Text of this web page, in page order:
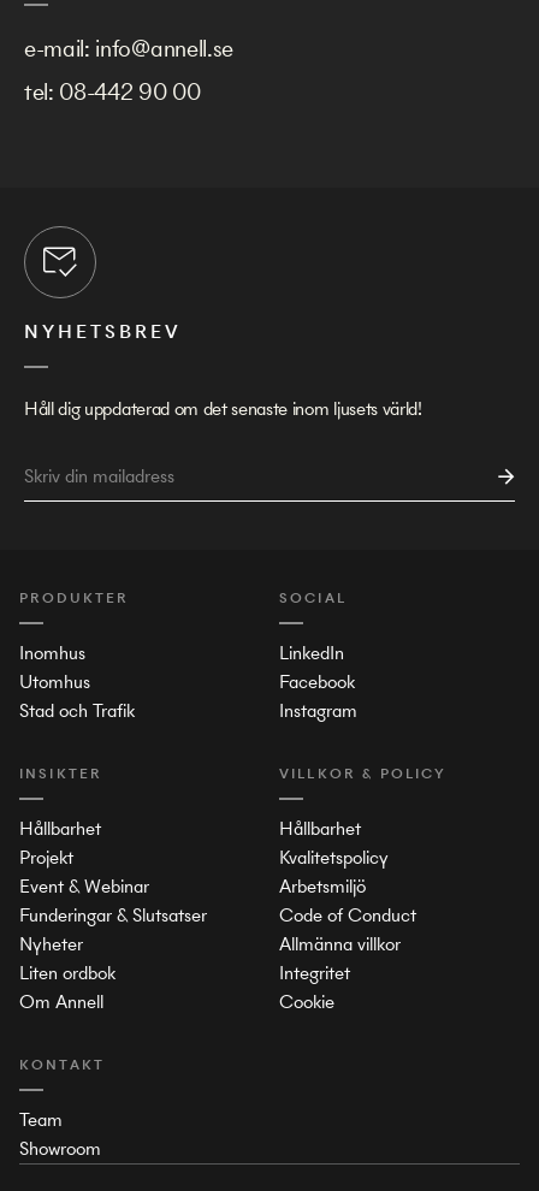
e-mail: info@annell.se
tel: 08-442 90 00
NYHETSBREV
Håll dig uppdaterad om det senaste inom ljusets värld!
PRODUKTER
Inomhus
Utomhus
Stad och Trafik
INSIKTER
Hållbarhet
Projekt
Event & Webinar
Funderingar & Slutsatser
Nyheter
Liten ordbok
Om Annell
KONTAKT
Team
Showroom
SOCIAL
LinkedIn
Facebook
Instagram
VILLKOR & POLICY
Hållbarhet
Kvalitetspolicy
Arbetsmiljö
Code of Conduct
Allmänna villkor
Integritet
Cookie